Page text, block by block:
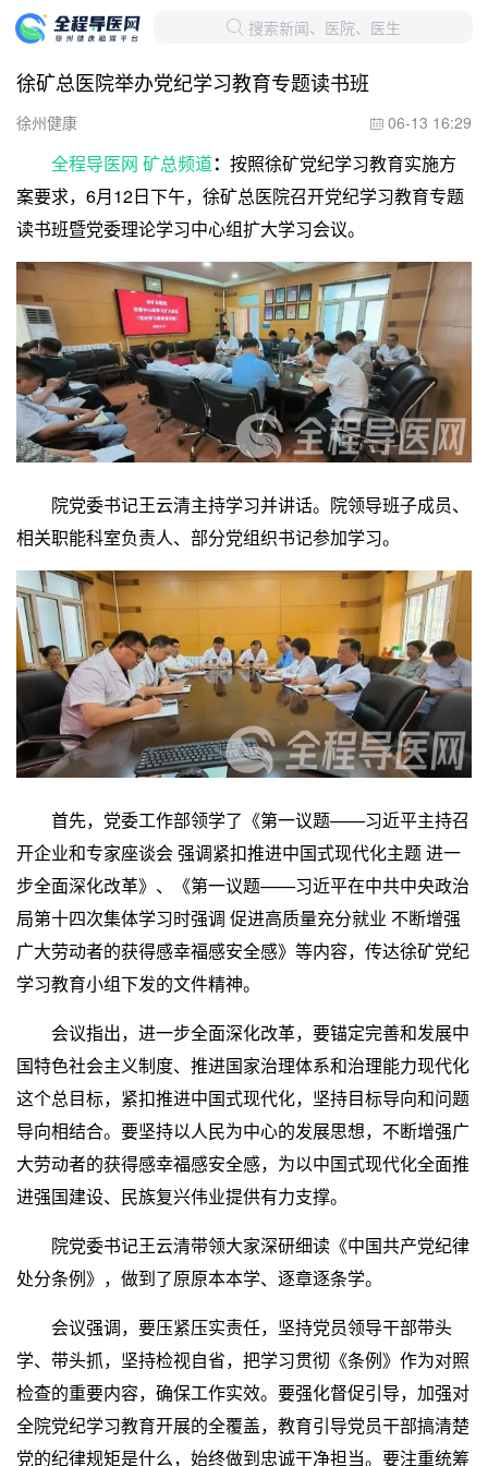
 搜索新闻、医院、医生
徐矿总医院举办党纪学习教育专题读书班
徐州健康  06-13 16:29
全程导医网 矿总频道： 按照徐矿党纪学习教育实施方
案要求，6月12日下午，徐矿总医院召开党纪学习教育专题
读书班暨党委理论学习中心组扩大学习会议。
院党委书记王云清主持学习并讲话。院领导班子成员、
相关职能科室负责人、部分党组织书记参加学习。
首先，党委工作部领学了《第一议题——习近平主持召
开企业和专家座谈会 强调紧扣推进中国式现代化主题 进一
步全面深化改革》、《第一议题——习近平在中共中央政治
局第十四次集体学习时强调 促进高质量充分就业 不断增强
广大劳动者的获得感幸福感安全感》等内容，传达徐矿党纪
学习教育小组下发的文件精神。
会议指出，进一步全面深化改革，要锚定完善和发展中
国特色社会主义制度、推进国家治理体系和治理能力现代化
这个总目标，紧扣推进中国式现代化，坚持目标导向和问题
导向相结合。要坚持以人民为中心的发展思想，不断增强广
大劳动者的获得感幸福感安全感，为以中国式现代化全面推
进强国建设、民族复兴伟业提供有力支撑。
院党委书记王云清带领大家深研细读《中国共产党纪律
处分条例》，做到了原原本本学、逐章逐条学。
会议强调，要压紧压实责任，坚持党员领导干部带头
学、带头抓，坚持检视自省，把学习贯彻《条例》作为对照
检查的重要内容，确保工作实效。要强化督促引导，加强对
全院党纪学习教育开展的全覆盖，教育引导党员干部搞清楚
党的纪律规矩是什么，始终做到忠诚干净担当。要注重统筹